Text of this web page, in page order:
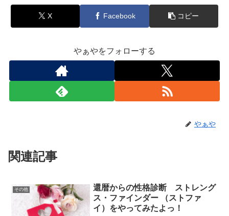
X Facebook コピー
やぁやをフォローする
やぁや
関連記事
その他
還暦からの性格診断 ストレング
ス・ファインダー （ストファ
イ）をやってみたよっ！